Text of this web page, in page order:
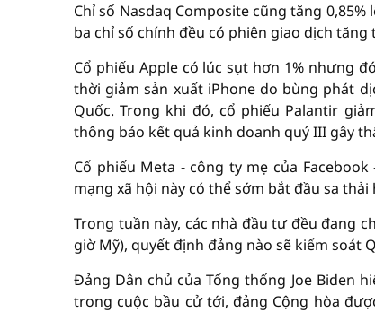
Chỉ số Nasdaq Composite cũng tăng
ba chỉ số chính đều có phiên giao dịch
Cổ phiếu Apple có lúc sụt hơn 1% nhưng
thời giảm sản xuất iPhone do bùng phát
Quốc. Trong khi đó, cổ phiếu Palantir
thông báo kết quả kinh doanh quý III gây
Cổ phiếu Meta - công ty mẹ của
mạng xã hội này có thể sớm bắt đầu sa
Trong tuần này, các nhà đầu tư đều đang
giờ Mỹ), quyết định đảng nào sẽ kiểm
Đảng Dân chủ của Tổng thống Joe Biden
trong cuộc bầu cử tới, đảng Cộng hòa